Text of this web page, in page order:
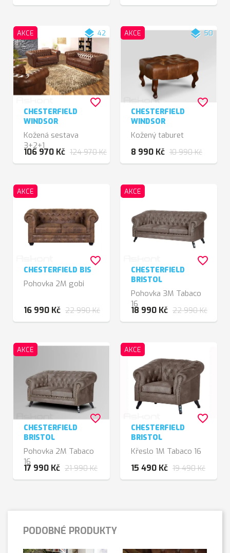
AKCE layers 42
CHESTERFIELD
WINDSOR
Kožená sestava
3+2+1
106 970 Kč 124 970 Kč
favorite_border
AKCE layers 50
CHESTERFIELD
WINDSOR
Kožený taburet
8 990 Kč 10 990 Kč
favorite_border
AKCE
CHESTERFIELD BIS
Pohovka 2M gobi
16 990 Kč 22 990 Kč
favorite_border
AKCE
CHESTERFIELD
BRISTOL
Pohovka 3M Tabaco
16
18 990 Kč 22 990 Kč
favorite_border
AKCE
CHESTERFIELD
BRISTOL
Pohovka 2M Tabaco
16
17 990 Kč 21 990 Kč
favorite_border
AKCE
CHESTERFIELD
BRISTOL
Křeslo 1M Tabaco 16
15 490 Kč 19 490 Kč
favorite_border
PODOBNÉ PRODUKTY